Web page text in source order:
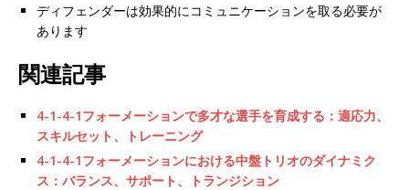
ディフェンダーは効果的にコミュニケーションを取る必要が
あります
関連記事
4-1-4-1フォーメーションで多才な選手を育成する：適応力、
スキルセット、トレーニング
4-1-4-1フォーメーションにおける中盤トリオのダイナミク
ス：バランス、サポート、トランジション